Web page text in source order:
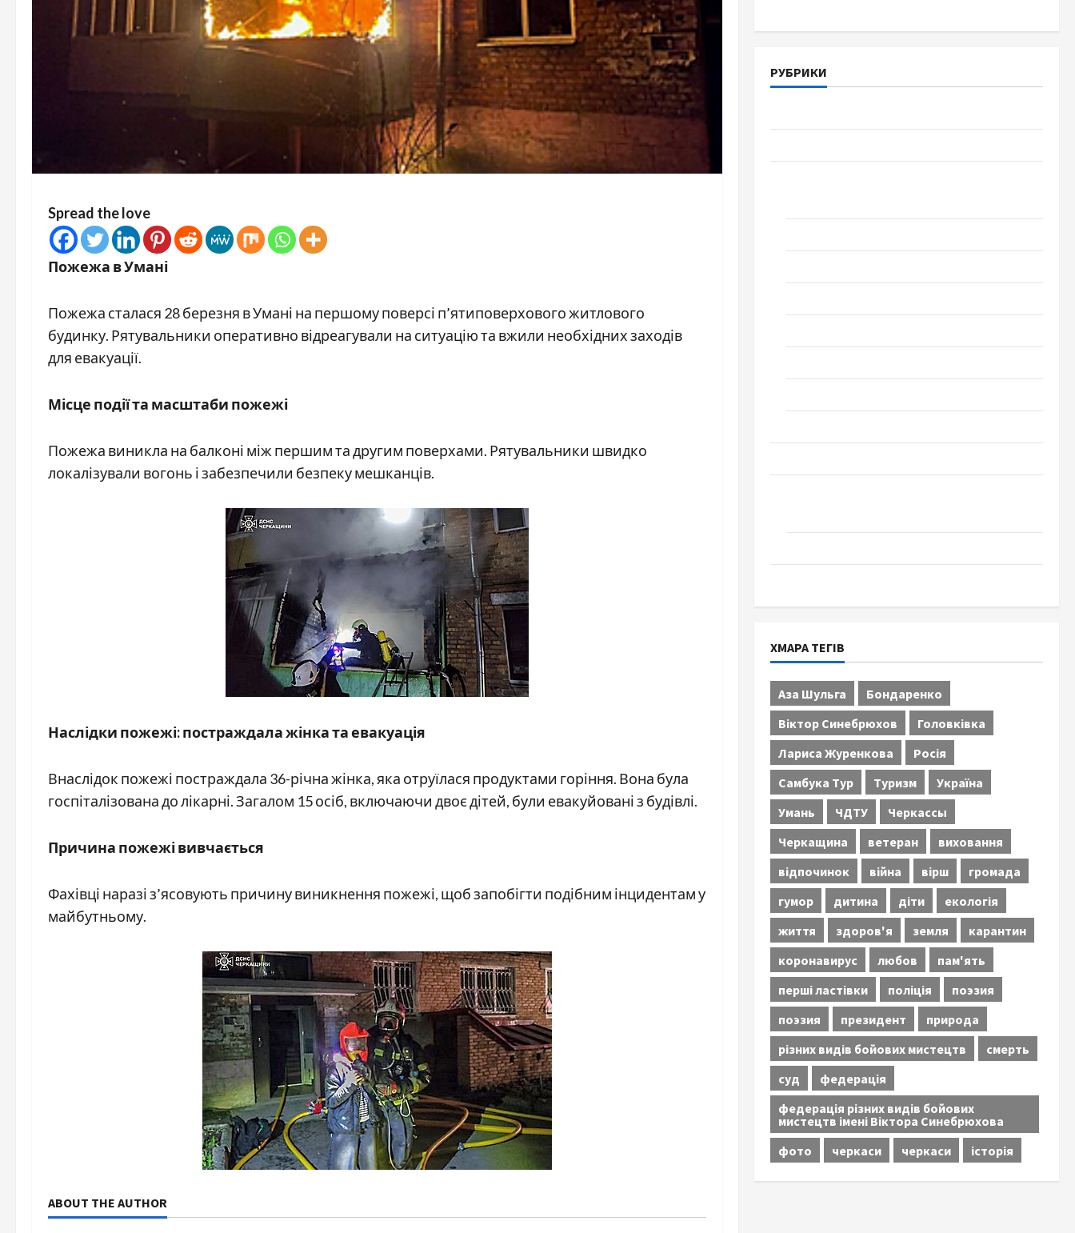
Spread the love
Пожежа в Умані
Пожежа сталася 28 березня в Умані на першому поверсі п’ятиповерхового житлового
будинку. Рятувальники оперативно відреагували на ситуацію та вжили необхідних заходів
для евакуації.
Місце події та масштаби пожежі
Пожежа виникла на балконі між першим та другим поверхами. Рятувальники швидко
локалізували вогонь і забезпечили безпеку мешканців.
Наслідки пожежі: постраждала жінка та евакуація
Внаслідок пожежі постраждала 36-річна жінка, яка отруїлася продуктами горіння. Вона була
госпіталізована до лікарні. Загалом 15 осіб, включаючи двоє дітей, були евакуйовані з будівлі.
Причина пожежі вивчається
Фахівці наразі з’ясовують причину виникнення пожежі, щоб запобігти подібним інцидентам у
майбутньому.
ABOUT THE AUTHOR
РУБРИКИ
ХМАРА ТЕГІВ
Аза Шульга
Бондаренко
Віктор Синебрюхов
Головківка
Лариса Журенкова
Росія
Самбука Тур
Туризм
Україна
Умань
ЧДТУ
Черкассы
Черкащина
ветеран
виховання
відпочинок
війна вірш
громада
гумор
дитина діти
екологія
життя
здоров'я земля
карантин
коронавирус
любов
пам'ять
перші ластівки
поліція
поэзия
поэзия
президент
природа
різних видів бойових мистецтв
смерть
суд
федерація
федерація різних видів бойових
мистецтв імені Віктора Синебрюхова
фото
черкаси черкаси історія